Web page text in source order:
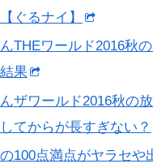
ぐるナイ】
THEワールド2016秋
果
ザワールド2016秋の
てからが長すぎない？
100点満点がヤラセや